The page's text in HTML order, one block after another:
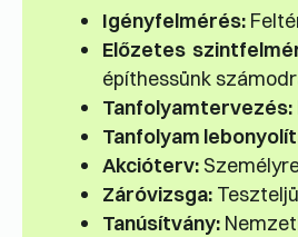
Igényfelmérés:
Előzetes
építhessünk
Tanfolyamtervezés:
Tanfolyam
Akcióterv:
Záróvizsga:
Tanúsítvány: